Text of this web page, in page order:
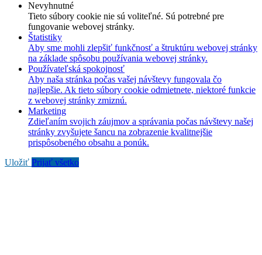
Nevyhnutné
Tieto súbory cookie nie sú voliteľné. Sú potrebné pre
fungovanie webovej stránky.
Štatistiky
Aby sme mohli zlepšiť funkčnosť a štruktúru webovej stránky
na základe spôsobu používania webovej stránky.
Používateľská spokojnosť
Aby naša stránka počas vašej návštevy fungovala čo
najlepšie. Ak tieto súbory cookie odmietnete, niektoré funkcie
z webovej stránky zmiznú.
Marketing
Zdieľaním svojich záujmov a správania počas návštevy našej
stránky zvyšujete šancu na zobrazenie kvalitnejšie
prispôsobeného obsahu a ponúk.
Uložiť Prijať všetko